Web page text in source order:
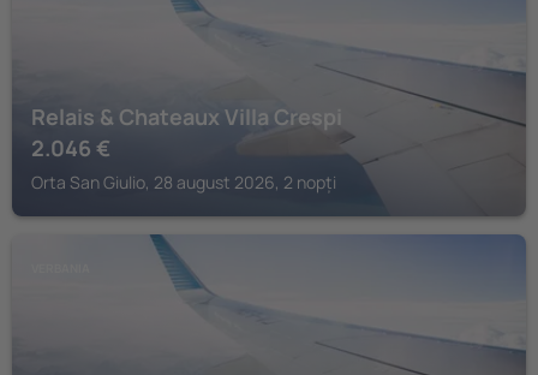
Relais & Chateaux Villa Crespi
2.046 €
Orta San Giulio, 28 august 2026, 2 nopți